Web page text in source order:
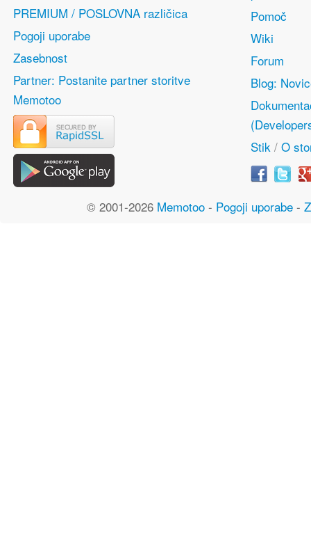
PREMIUM / POSLOVNA različica
Pogoji uporabe
Zasebnost
Partner: Postanite partner storitve
Memotoo
Pomoč
Wiki
Forum
Blog:
Stik / O
© 2001-2026 Memotoo- Pogoji uporabe-